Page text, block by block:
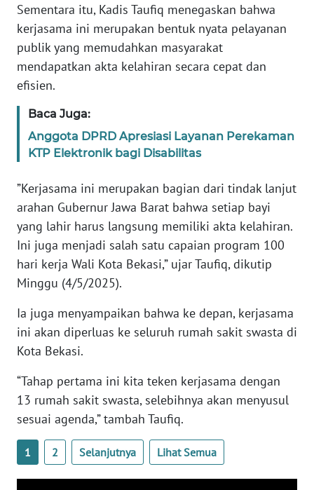
Sementara itu, Kadis Taufiq menegaskan bahwa
kerjasama ini merupakan bentuk nyata pelayanan
publik yang memudahkan masyarakat
mendapatkan akta kelahiran secara cepat dan
efisien.
Baca Juga:
Anggota DPRD Apresiasi Layanan Perekaman
KTP Elektronik bagi Disabilitas
”Kerjasama ini merupakan bagian dari tindak lanjut
arahan Gubernur Jawa Barat bahwa setiap bayi
yang lahir harus langsung memiliki akta kelahiran.
Ini juga menjadi salah satu capaian program 100
hari kerja Wali Kota Bekasi,” ujar Taufiq, dikutip
Minggu (4/5/2025).
Ia juga menyampaikan bahwa ke depan, kerjasama
ini akan diperluas ke seluruh rumah sakit swasta di
Kota Bekasi.
“Tahap pertama ini kita teken kerjasama dengan
13 rumah sakit swasta, selebihnya akan menyusul
sesuai agenda,” tambah Taufiq.
1 2 Selanjutnya Lihat Semua
WN
SULTRA
NTB
WN
WN
BABEL
WN
SUMBAR
WN
SUMSEL
BENGKULU
WN
LAMPUNG